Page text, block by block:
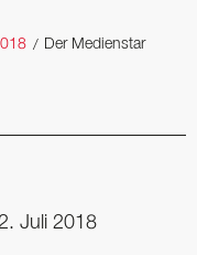
Der Medienstar
Juli 2018